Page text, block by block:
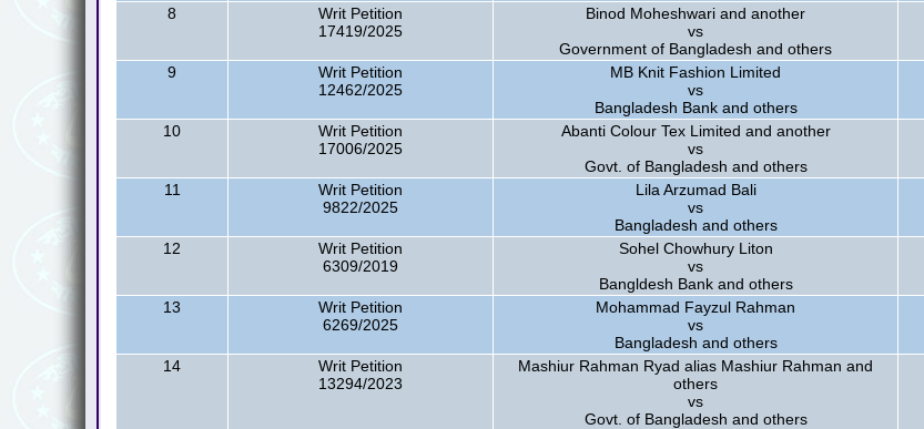
8
Writ Petition
17419/2025
Binod Moheshwari and another
vs
Government of Bangladesh and others
9
Writ Petition
12462/2025
MB Knit Fashion Limited
vs
Bangladesh Bank and others
10
Writ Petition
17006/2025
Abanti Colour Tex Limited and another
vs
Govt. of Bangladesh and others
11
Writ Petition
9822/2025
Lila Arzumad Bali
vs
Bangladesh and others
12
Writ Petition
6309/2019
Sohel Chowhury Liton
vs
Bangldesh Bank and others
13
Writ Petition
6269/2025
Mohammad Fayzul Rahman
vs
Bangladesh and others
14
Writ Petition
13294/2023
Mashiur Rahman Ryad alias Mashiur Rahman and
others
vs
Govt. of Bangladesh and others